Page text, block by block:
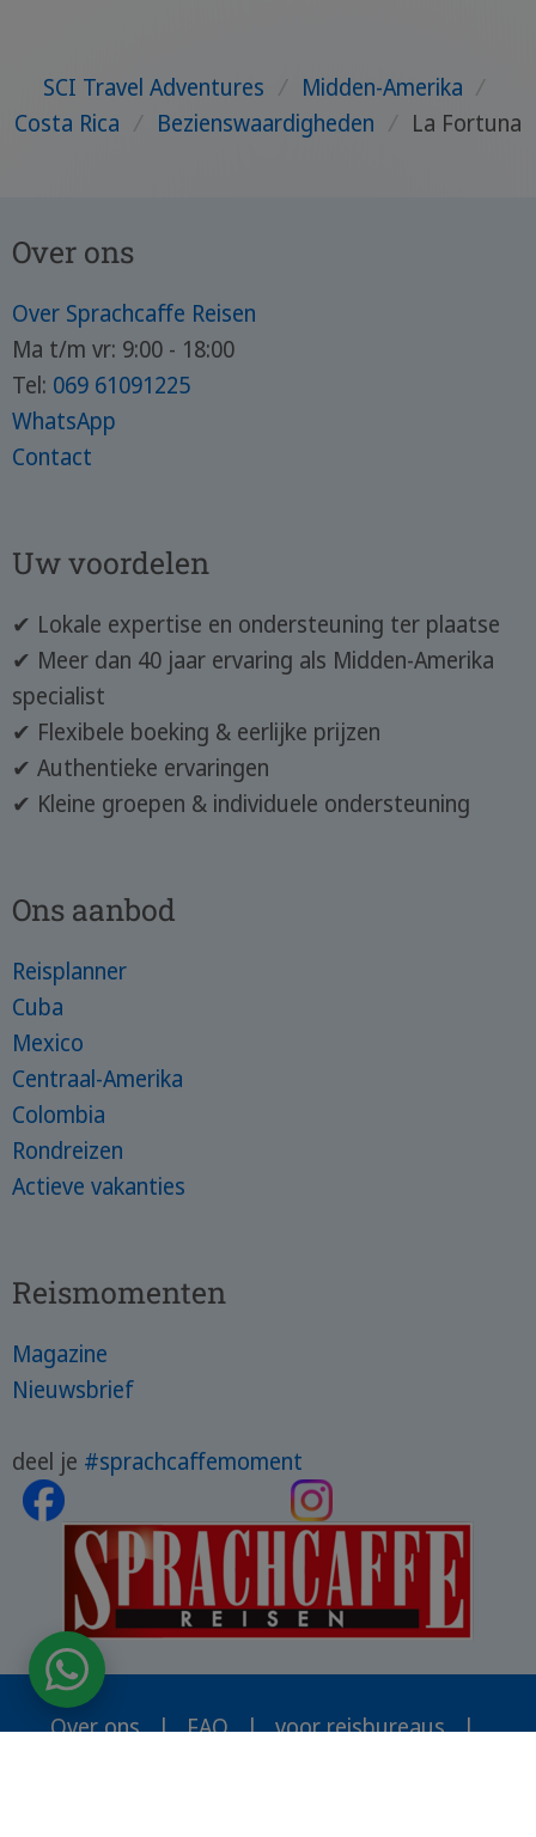
SCI Travel Adventures / Midden-Amerika /
Costa Rica / Bezienswaardigheden / La Fortuna
Over ons
Over Sprachcaffe Reisen
Ma t/m vr: 9:00 - 18:00
Tel: 069 61091225
WhatsApp
Contact
Uw voordelen
✔ Lokale expertise en ondersteuning ter plaatse
✔ Meer dan 40 jaar ervaring als Midden-Amerika
specialist
✔ Flexibele boeking & eerlijke prijzen
✔ Authentieke ervaringen
✔ Kleine groepen & individuele ondersteuning
Ons aanbod
Reisplanner
Cuba
Mexico
Centraal-Amerika
Colombia
Rondreizen
Actieve vakanties
Reismomenten
Magazine
Nieuwsbrief
deel je #sprachcaffemoment
Over ons | FAQ | voor reisbureaus |